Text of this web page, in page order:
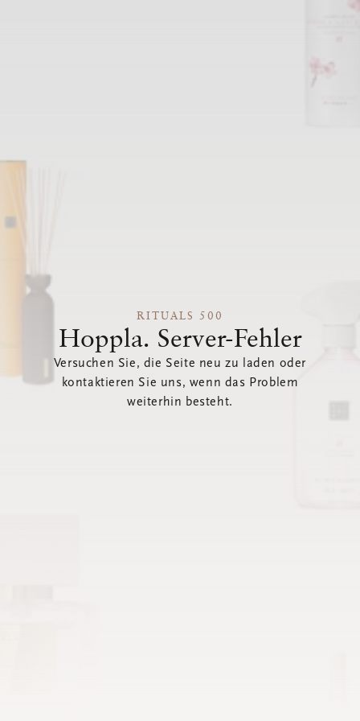
RITUALS 500
Hoppla. Server-Fehler
Versuchen Sie, die Seite neu zu laden oder
kontaktieren Sie uns, wenn das Problem
weiterhin besteht.